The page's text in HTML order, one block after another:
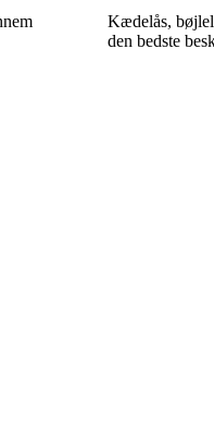
Kædelås,
den bedste